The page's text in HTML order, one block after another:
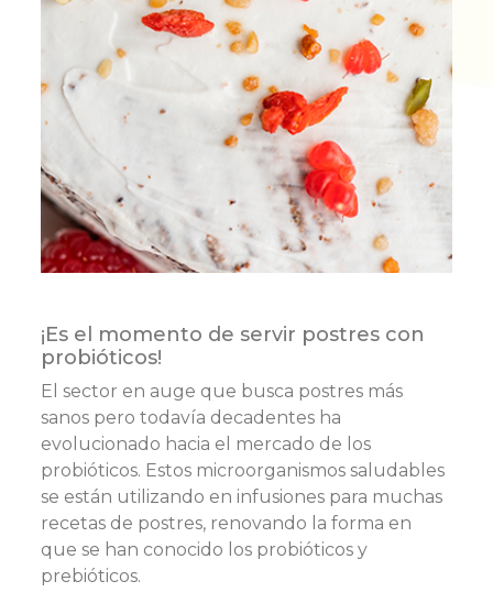
¡Es el momento de servir postres con
probióticos!
El sector en auge que busca postres más
sanos pero todavía decadentes ha
evolucionado hacia el mercado de los
probióticos. Estos microorganismos saludables
se están utilizando en infusiones para muchas
recetas de postres, renovando la forma en
que se han conocido los probióticos y
prebióticos.